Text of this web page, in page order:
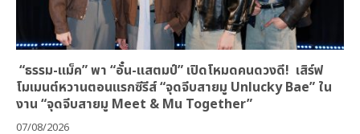
“ธรรม-แม็ค” พา “อั๋น-แสตมป์” เปิดโหมดคนดวงดี! เสิร์ฟ
โมเมนต์หวานตอนแรกซีรีส์ “จุดจีบสายมู Unlucky Bae” ใน
งาน “จุดจีบสายมู Meet & Mu Together”
07/08/2026